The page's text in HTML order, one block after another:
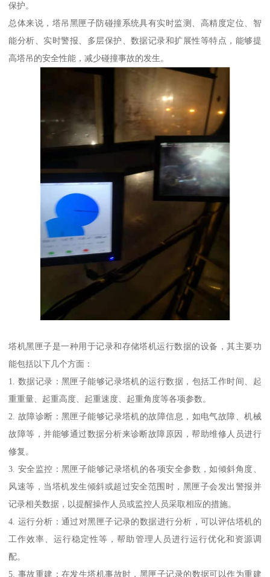
保护。
总体来说，塔吊黑匣子防碰撞系统具有实时监测、高精度定位、智
能分析、实时警报、多层保护、数据记录和扩展性等特点，能够提
高塔吊的安全性能，减少碰撞事故的发生。
塔机黑匣子是一种用于记录和存储塔机运行数据的设备，其主要功
能包括以下几个方面：
1. 数据记录：黑匣子能够记录塔机的运行数据，包括工作时间、起
重重量、起重高度、起重速度、起重角度等各项参数。
2. 故障诊断：黑匣子能够记录塔机的故障信息，如电气故障、机械
故障等，并能够通过数据分析来诊断故障原因，帮助维修人员进行
修复。
3. 安全监控：黑匣子能够记录塔机的各项安全参数，如倾斜角度、
风速等，当塔机发生倾斜或超过安全范围时，黑匣子会发出警报并
记录相关数据，以提醒操作人员或监控人员采取相应的措施。
4. 运行分析：通过对黑匣子记录的数据进行分析，可以评估塔机的
工作效率、运行稳定性等，帮助管理人员进行运行优化和资源调
配。
5. 事故重建：在发生塔机事故时，黑匣子记录的数据可以作为重建